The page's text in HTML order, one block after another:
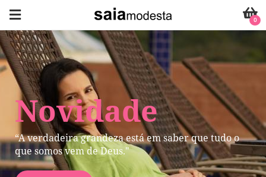
Novidade
“A verdadeira grandeza está em saber que tudo o
que somos vem de Deus."
0